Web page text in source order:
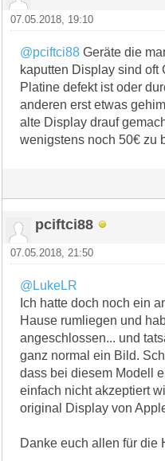
07.05.2018, 19:10
@pciftci88 Geräte die
kaputten Display sind oft
Platine defekt ist oder
anderen erst etwas
alte Display drauf
wenigstens noch 50€ zu
pciftci88
07.05.2018, 21:50
@LukeLR
Ich hatte doch noch ein
Hause rumliegen und
angeschlossen... und
ganz normal ein Bild.
dass bei diesem Modell
einfach nicht akzeptiert
original Display von
Danke euch allen für die